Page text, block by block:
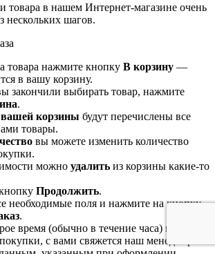
товара в нашем Интернет-магазине очень
нескольких шагов.
товара нажмите кнопку В корзину —
в вашу корзину.
закончили выбирать товар, нажмите
.
вашей корзины будут перечислены все
товары.
вы можете изменить количество
можно удалить из корзины какие-то
Продолжить.
необходимые поля и нажмите на кнопку
.
время (обычно в течение часа) после
с вами свяжется наш менеджер по